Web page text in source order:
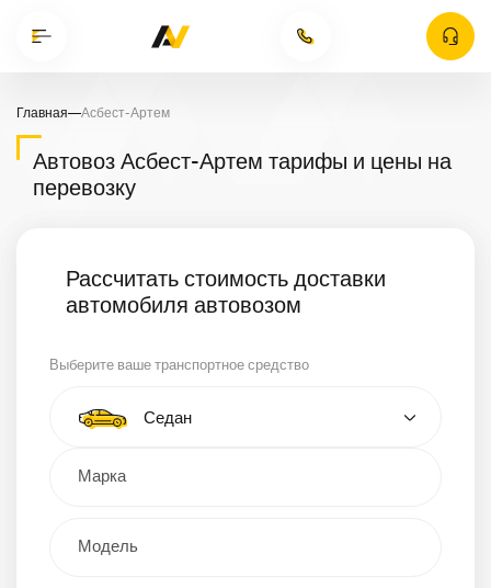
Главная—Асбест-Артем
Автовоз Асбест-Артем тарифы и цены на
перевозку
Рассчитать стоимость доставки
автомобиля автовозом
Выберите ваше транспортное средство
Тип автомобиля
Седан
Кроссовер